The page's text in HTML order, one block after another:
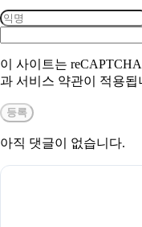
이 사이트는
과 서비스 약관이 적용됩
등록
아직 댓글이 없습니다.